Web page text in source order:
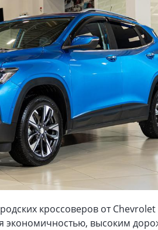
кроссоверов от Chevrolet
экономичностью, высоким